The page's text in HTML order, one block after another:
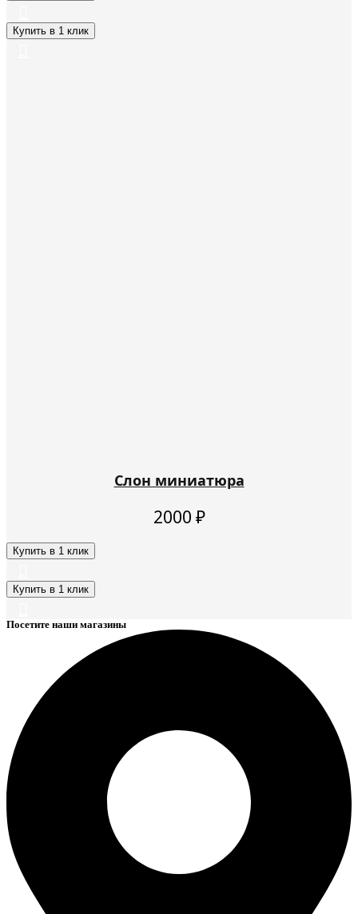
Купить в 1 клик
Слон миниатюра
2000 ₽
Купить в 1 клик
Купить в 1 клик
Посетите наши магазины